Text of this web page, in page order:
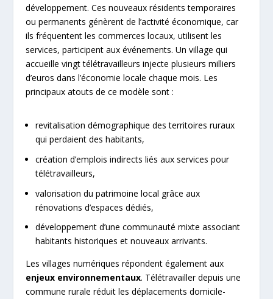
développement. Ces nouveaux résidents temporaires
ou permanents génèrent de l’activité économique, car
ils fréquentent les commerces locaux, utilisent les
services, participent aux événements. Un village qui
accueille vingt télétravailleurs injecte plusieurs milliers
d’euros dans l’économie locale chaque mois. Les
principaux atouts de ce modèle sont :
revitalisation démographique des territoires ruraux
qui perdaient des habitants,
création d’emplois indirects liés aux services pour
télétravailleurs,
valorisation du patrimoine local grâce aux
rénovations d’espaces dédiés,
développement d’une communauté mixte associant
habitants historiques et nouveaux arrivants.
Les villages numériques répondent également aux
enjeux environnementaux. Télétravailler depuis une
commune rurale réduit les déplacements domicile-